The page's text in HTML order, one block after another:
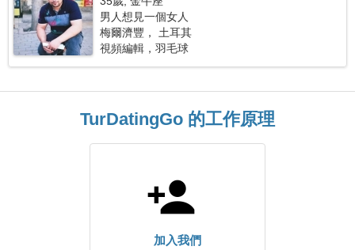
男人想見一個女人
梅爾濟豐， 土耳其
視頻編輯，羽毛球
TurDatingGo 的工作原理
加入我們